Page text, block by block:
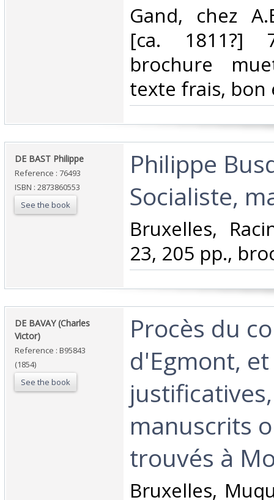
‎Gand, chez
[ca. 1811?]
brochure
texte frais, bon
‎DE BAST Philippe‎
Reference : 76493
ISBN : 2873860553
See the book
‎Philippe
Socialiste,
‎Bruxelles,
23, 205 pp.,
‎DE BAVAY (Charles
Victor)‎
Reference : B95843
(1854)
See the book
‎Procès du
d'Egmont,
manuscrits
trouvés à
‎Bruxelles,